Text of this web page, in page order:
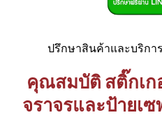
ปรึกษาสินค้าและบริกา
คุณสมบัติ สติ๊กเก
จราจรและป้ายเ